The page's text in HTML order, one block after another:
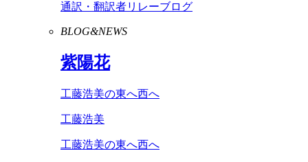
通訳・翻訳者リレーブログ
BLOG&NEWS
紫陽花
工藤浩美の東へ西へ
工藤浩美
工藤浩美の東へ西へ